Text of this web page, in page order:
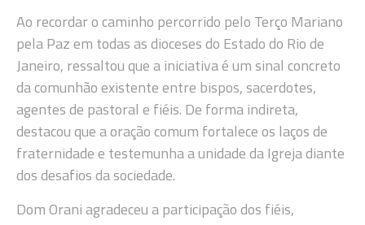
Ao recordar o caminho percorrido pelo Terço Mariano
pela Paz em todas as dioceses do Estado do Rio de
Janeiro, ressaltou que a iniciativa é um sinal concreto
da comunhão existente entre bispos, sacerdotes,
agentes de pastoral e fiéis. De forma indireta,
destacou que a oração comum fortalece os laços de
fraternidade e testemunha a unidade da Igreja diante
dos desafios da sociedade.
Dom Orani agradeceu a participação dos fiéis,